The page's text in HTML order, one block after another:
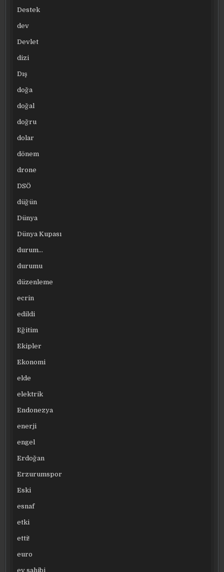
Destek
dev
Devlet
dizi
Dış
doğa
doğal
doğru
dolar
dönem
drone
DSÖ
düğün
Dünya
Dünya Kupası
durum…
durumu
düzenleme
ecrin
edildi
Eğitim
Ekipler
Ekonomi
elde
elektrik
Endonezya
enerji
engel
Erdoğan
Erzurumspor
Eski
esnaf
etki
etti!
euro
ev sahibi